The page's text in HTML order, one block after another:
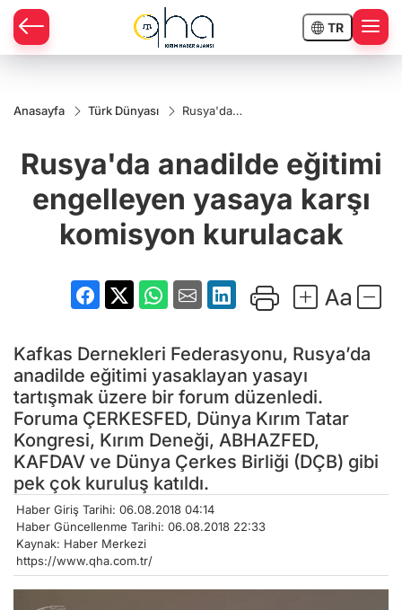
TR
Anasayfa Türk Dünyası
Rusya'da
engelleyen
yasaya
komisyon
kurulacak
Rusya'da anadilde eğitimi
engelleyen yasaya karşı
komisyon kurulacak
Kafkas Dernekleri Federasyonu, Rusya’da
anadilde eğitimi yasaklayan yasayı
tartışmak üzere bir forum düzenledi.
Foruma ÇERKESFED, Dünya Kırım Tatar
Kongresi, Kırım Deneği, ABHAZFED,
KAFDAV ve Dünya Çerkes Birliği (DÇB) gibi
pek çok kuruluş katıldı.
Haber Giriş Tarihi: 06.08.2018 04:14
Haber Güncellenme Tarihi: 06.08.2018 22:33
Kaynak: Haber Merkezi
https://www.qha.com.tr/